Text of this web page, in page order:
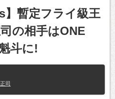
】暫定フライ級王
の相手はONE
斗に!
司